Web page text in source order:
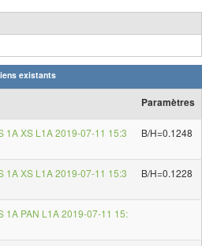
existants
Paramètres
1A XS L1A 2019-07-11 15:3
B/H=0.1248
1A XS L1A 2019-07-11 15:3
B/H=0.1228
1A PAN L1A 2019-07-11 15: